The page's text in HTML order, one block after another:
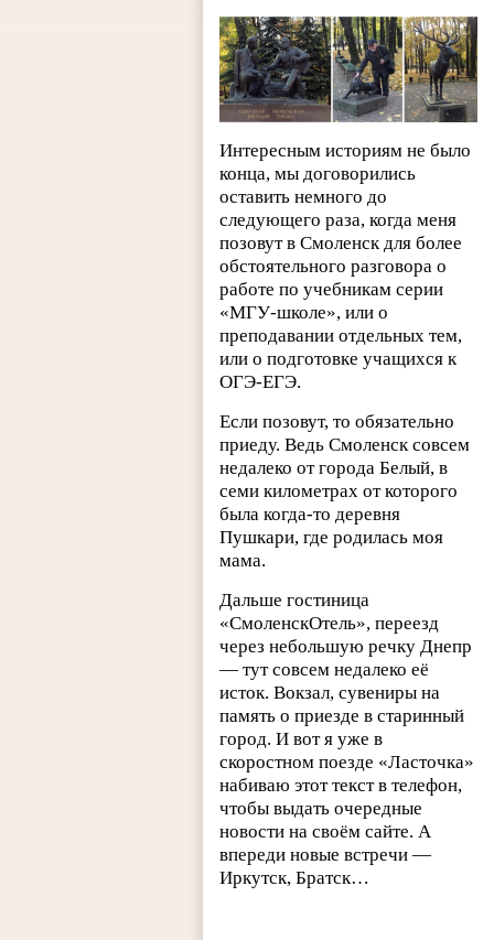
Интересным историям не было
конца, мы договорились
оставить немного до
следующего раза, когда меня
позовут в Смоленск для более
обстоятельного разговора о
работе по учебникам серии
«МГУ-школе», или о
преподавании отдельных тем,
или о подготовке учащихся к
ОГЭ-ЕГЭ.
Если позовут, то обязательно
приеду. Ведь Смоленск совсем
недалеко от города Белый, в
семи километрах от которого
была когда-то деревня
Пушкари, где родилась моя
мама.
Дальше гостиница
«СмоленскОтель», переезд
через небольшую речку Днепр
— тут совсем недалеко её
исток. Вокзал, сувениры на
память о приезде в старинный
город. И вот я уже в
скоростном поезде «Ласточка»
набиваю этот текст в телефон,
чтобы выдать очередные
новости на своём сайте. А
впереди новые встречи —
Иркутск, Братск…